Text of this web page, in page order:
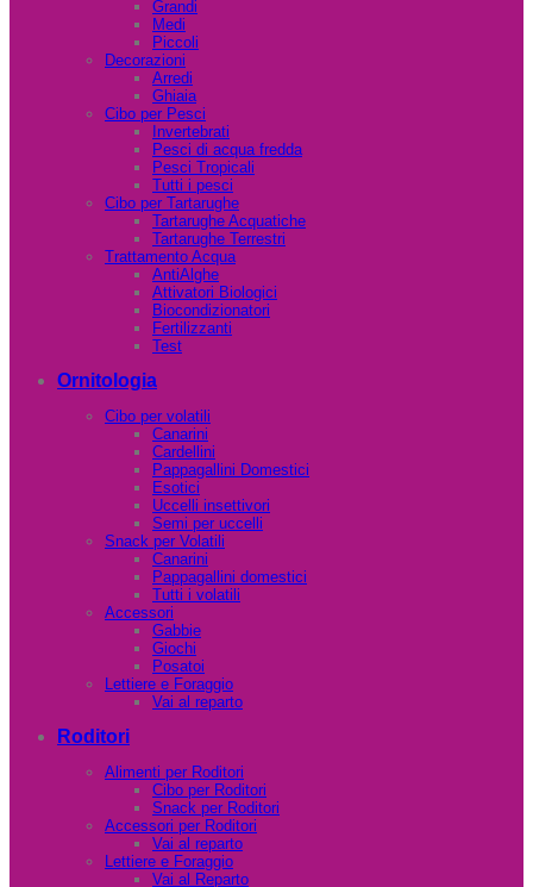
Grandi
Medi
Piccoli
Decorazioni
Arredi
Ghiaia
Cibo per Pesci
Invertebrati
Pesci di acqua fredda
Pesci Tropicali
Tutti i pesci
Cibo per Tartarughe
Tartarughe Acquatiche
Tartarughe Terrestri
Trattamento Acqua
AntiAlghe
Attivatori Biologici
Biocondizionatori
Fertilizzanti
Test
Ornitologia
Cibo per volatili
Canarini
Cardellini
Pappagallini Domestici
Esotici
Uccelli insettivori
Semi per uccelli
Snack per Volatili
Canarini
Pappagallini domestici
Tutti i volatili
Accessori
Gabbie
Giochi
Posatoi
Lettiere e Foraggio
Vai al reparto
Roditori
Alimenti per Roditori
Cibo per Roditori
Snack per Roditori
Accessori per Roditori
Vai al reparto
Lettiere e Foraggio
Vai al Reparto